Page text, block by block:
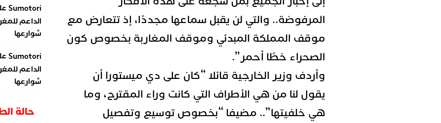
المرفوضة.. والتي لن يقبل سماعها مجددًا، إذ تتعارض مع
موقف المملكة المبدئي وموقف المغاربة بخصوص كون
الصحراء خطًا أحمر”.
وأردف وزير الخارجية قائلا “كان على دي ميستورا أن
يقول لنا من هي الأطراف التي كانت وراء المقترح، وما
هي خلفيتها”.. مضيفا “بخصوص توسيع وتفصيل
Sumotori
الداعم
شوارعها
Sumotori
الداعم
شوارعها
حالة